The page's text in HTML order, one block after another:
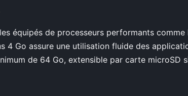
équipés de processeurs performants comme
4 Go assure une utilisation fluide des
de 64 Go, extensible par carte microSD